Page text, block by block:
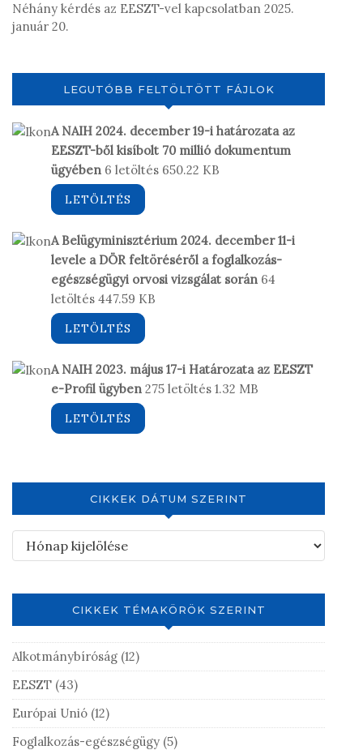
Néhány kérdés az EESZT-vel kapcsolatban 2025.
január 20.
LEGUTÓBB FELTÖLTÖTT FÁJLOK
A NAIH 2024. december 19-i határozata az
EESZT-ből kisíbolt 70 millió dokumentum
ügyében 6 letöltés 650.22 KB
LETÖLTÉS
A Belügyminisztérium 2024. december 11-i
levele a DÖR feltöréséről a foglalkozás-
egészségügyi orvosi vizsgálat során 64
letöltés 447.59 KB
LETÖLTÉS
A NAIH 2023. május 17-i Határozata az EESZT
e-Profil ügyben 275 letöltés 1.32 MB
LETÖLTÉS
CIKKEK DÁTUM SZERINT
CIKKEK TÉMAKÖRÖK SZERINT
Alkotmánybíróság (12)
EESZT (43)
Európai Unió (12)
Foglalkozás-egészségügy (5)